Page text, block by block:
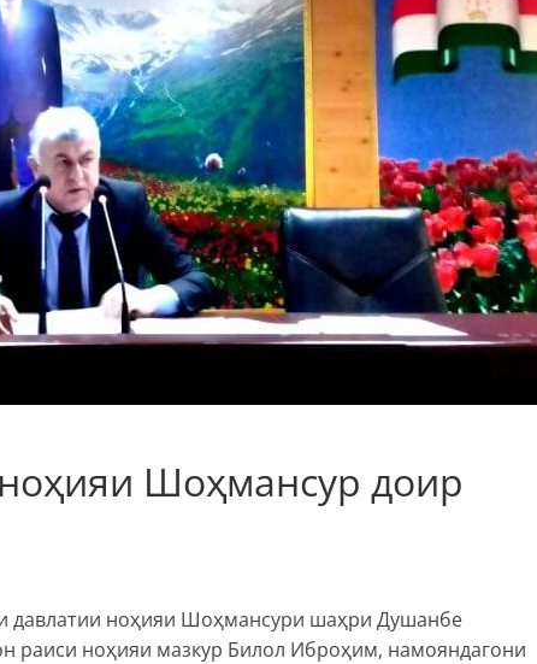
Шоҳмансур доир
давлатии ноҳияи Шоҳмансури шаҳри Душанбе
раиси ноҳияи мазкур Билол Иброҳим, намояндагони